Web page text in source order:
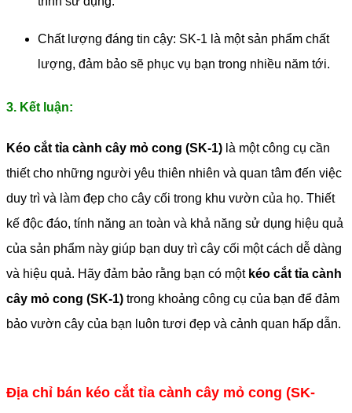
Chất lượng đáng tin cậy: SK-1 là một sản phẩm chất
lượng, đảm bảo sẽ phục vụ bạn trong nhiều năm tới.
3. Kết luận:
Kéo cắt tỉa cành cây mỏ cong (SK-1) là một công cụ cần
thiết cho những người yêu thiên nhiên và quan tâm đến việc
duy trì và làm đẹp cho cây cối trong khu vườn của họ. Thiết
kế độc đáo, tính năng an toàn và khả năng sử dụng hiệu quả
của sản phẩm này giúp bạn duy trì cây cối một cách dễ dàng
và hiệu quả. Hãy đảm bảo rằng bạn có một kéo cắt tỉa cành
cây mỏ cong (SK-1) trong khoảng công cụ của bạn để đảm
bảo vườn cây của bạn luôn tươi đẹp và cảnh quan hấp dẫn.
Địa chỉ bán kéo cắt tỉa cành cây mỏ cong (SK-